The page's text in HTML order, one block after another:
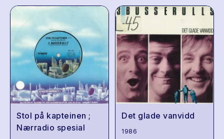
Stol på kapteinen ;
Nærradio spesial
Det glade vanvidd
1986